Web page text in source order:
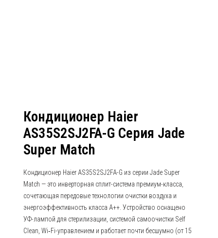
Кондиционер Haier
AS35S2SJ2FA-G Серия Jade
Super Match
Кондиционер Haier AS35S2SJ2FA-G из серии Jade Super
Match — это инверторная сплит-система премиум-класса,
сочетающая передовые технологии очистки воздуха и
энергоэффективность класса A++. Устройство оснащено
УФ-лампой для стерилизации, системой самоочистки Self
Clean, Wi‑Fi-управлением и работает почти бесшумно (от 15